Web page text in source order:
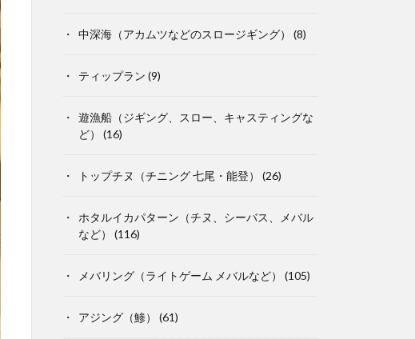
中深海（アカムツなどのスロージギング） (8)
ティップラン (9)
遊漁船（ジギング、スロー、キャスティングな
ど）
(16)
トップチヌ（チニング 七尾・能登） (26)
ホタルイカパターン（チヌ、シーバス、メバル
など）
(116)
メバリング（ライトゲーム メバルなど） (105)
アジング（鯵） (61)